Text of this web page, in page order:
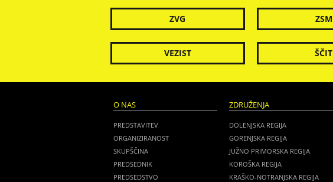
ZVG ZSM
VEZIST ŠČIT
O NAS
PREDSTAVITEV
ORGANIZIRANOST
SKUPŠČINA
PREDSEDNIK
PREDSEDSTVO
ZDRUŽENJA
DOLENJSKA REGIJA
GORENJSKA REGIJA
JUŽNO PRIMORSKA REGIJA
KOROŠKA REGIJA
KRAŠKO-NOTRANJSKA REGIJA